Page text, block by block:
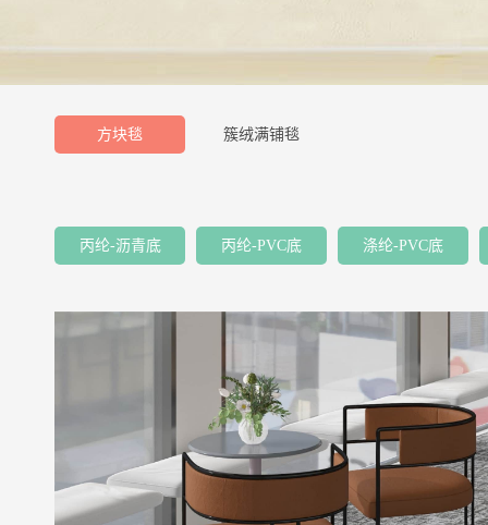
方块毯
丙纶-沥青底 丙纶-PVC底 涤纶-PVC底
簇绒满铺毯